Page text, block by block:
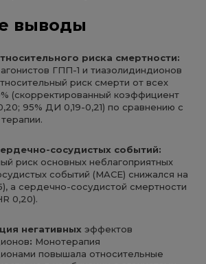
выводы
риска смертности:
ГПП-1 и тиазолидиндионов
риск смерти от всех
(скорректированный коэффициент
95% ДИ 0,19-0,21) по сравнению с
-сосудистых событий:
риск основных неблагоприятных
событий (MACE) снижался на
а сердечно-сосудистой смертности
0,20).
негативных эффектов
: Монотерапия
повышала относительные